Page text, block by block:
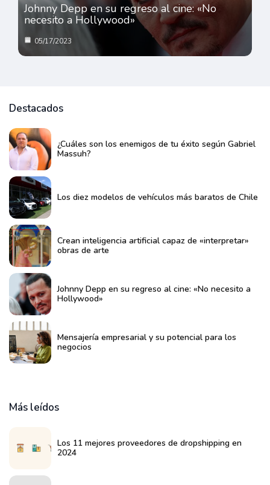
Johnny Depp en su regreso al cine: «No
necesito a Hollywood»
05/17/2023
Destacados
¿Cuáles son los enemigos de tu éxito según Gabriel
Massuh?
Los diez modelos de vehículos más baratos de Chile
Crean inteligencia artificial capaz de «interpretar»
obras de arte
Johnny Depp en su regreso al cine: «No necesito a
Hollywood»
Mensajería empresarial y su potencial para los
negocios
Más leídos
Los 11 mejores proveedores de dropshipping en
2024